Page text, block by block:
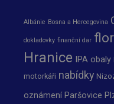
Albánie Bosna a Hercegovina
dokladovky finanční dar
Hranice IPA obaly
motorkáři nabídky
oznámení Paršovice